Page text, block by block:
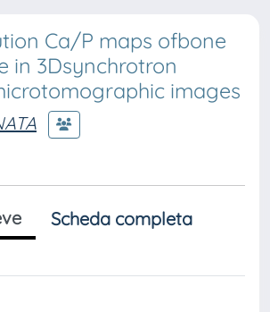
Ca/P maps ofbone
in 3Dsynchrotron
images
Scheda completa